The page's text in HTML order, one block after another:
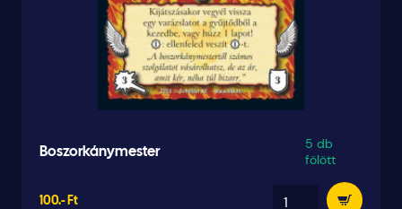
Boszorkánymester
5 db
fölött
100.- Ft